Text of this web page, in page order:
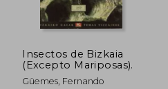
45%
dcto.
$ 44.87
$ 24.68
Insectos de Bizkaia
(Excepto Mariposas).
Güemes, Fernando